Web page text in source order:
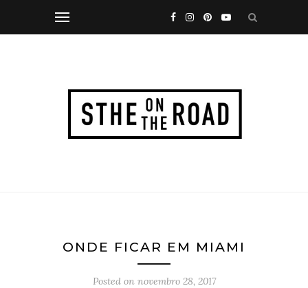
ONDE FICAR EM MIAMI
Posted on novembro 28, 2017